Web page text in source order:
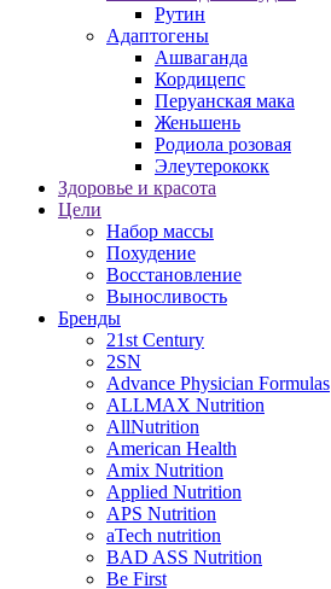
Рутин
Адаптогены
Ашваганда
Кордицепс
Перуанская мака
Женьшень
Родиола розовая
Элеутерококк
Здоровье и красота
Цели
Набор массы
Похудение
Восстановление
Выносливость
Бренды
21st Century
2SN
Advance Physician Formulas
ALLMAX Nutrition
AllNutrition
American Health
Amix Nutrition
Applied Nutrition
APS Nutrition
aTech nutrition
BAD ASS Nutrition
Be First